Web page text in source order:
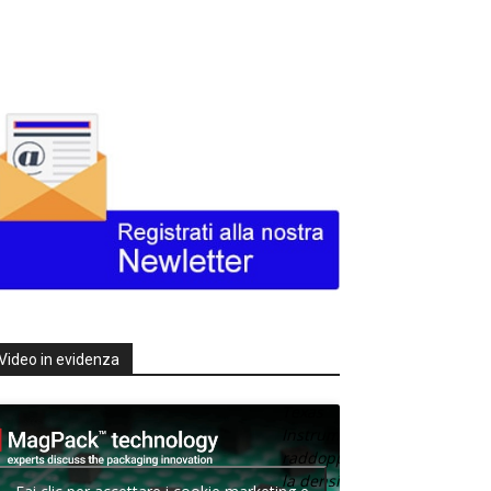
in evidenza
Texas
raddoppia
la densità